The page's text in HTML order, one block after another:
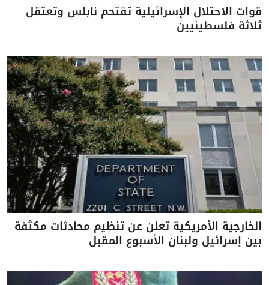
قوات الاحتلال الإسرائيلية تقتحم نابلس وتعتقل
ثلاثة فلسطينيين
الخارجية الأمريكية تعلن عن تنظيم محادثات مكثفة
بين إسرائيل ولبنان الأسبوع المقبل